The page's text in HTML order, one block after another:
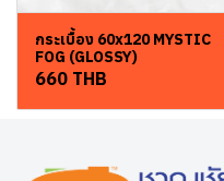
กระเบื้อง 60x120 MYSTIC
FOG (GLOSSY)
660 THB